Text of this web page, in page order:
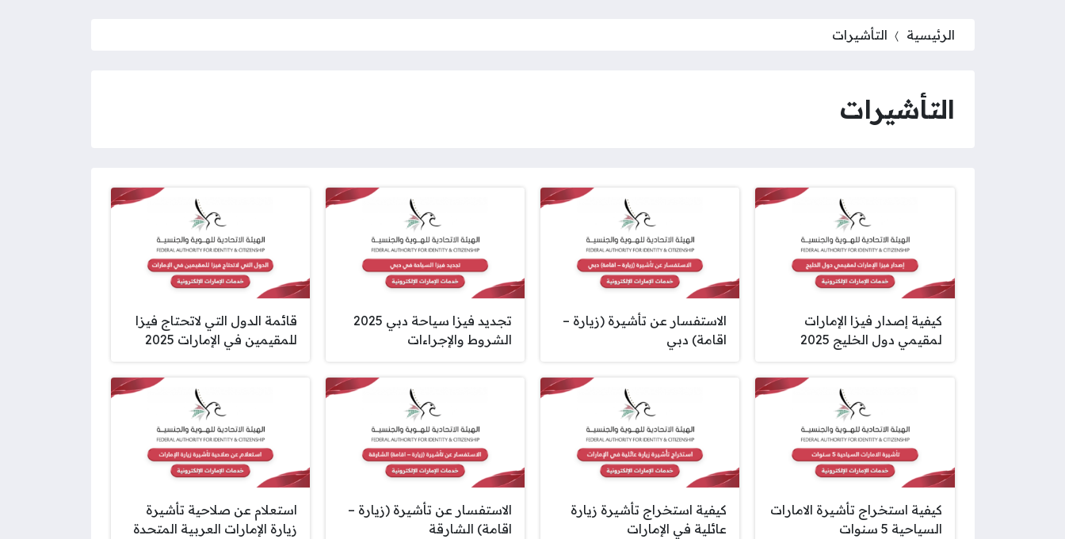
الرئيسية التأشيرات
التأشيرات
كيفية إصدار فيزا الإمارات
لمقيمي دول الخليج 2025
الاستفسار عن تأشيرة (زيارة –
اقامة) دبي
تجديد فيزا سياحة دبي 2025
الشروط والإجراءات
قائمة الدول التي لاتحتاج فيزا
للمقيمين في الإمارات 2025
كيفية استخراج تأشيرة الامارات
السياحية 5 سنوات
كيفية استخراج تأشيرة زيارة
عائلية في الإمارات
الاستفسار عن تأشيرة (زيارة –
اقامة) الشارقة
استعلام عن صلاحية تأشيرة
زيارة الإمارات العربية المتحدة